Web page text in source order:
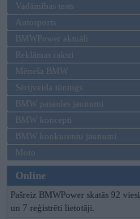
Vadāmības tests
Autosports
BMWPower aktuāli
Reklāmas raksti
Mēneša BMW
Sērijveida tūnings
BMW pasaules jaunumi
BMW koncepti
BMW konkurentu jaunumi
Moto
Online
Pašreiz BMWPower skatās 92 viesi
un 7 reģistrēti lietotāji.